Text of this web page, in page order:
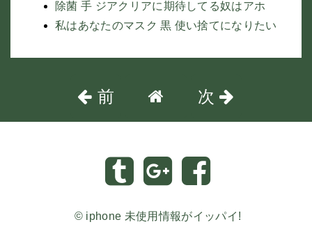
除菌 手 ジアクリアに期待してる奴はアホ
私はあなたのマスク 黒 使い捨てになりたい
前 次
© iphone 未使用情報がイッパイ!